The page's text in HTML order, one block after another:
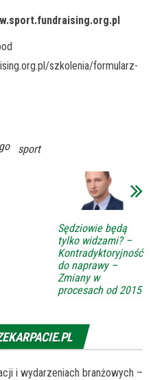
szkolenia/formularz-
sport
Sędziowie będą
tylko widzami? –
Kontradyktoryjność
do naprawy –
Zmiany w
procesach od 2015
i wydarzeniach branżowych –